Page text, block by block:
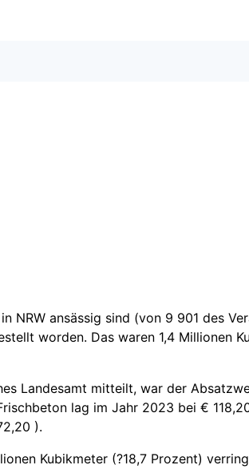
NRW ansässig sind (von 9 901 des
worden. Das waren 1,4 Millionen
Landesamt mitteilt, war der
lag im Jahr 2023 bei €
).
Kubikmeter (?18,7 Prozent)